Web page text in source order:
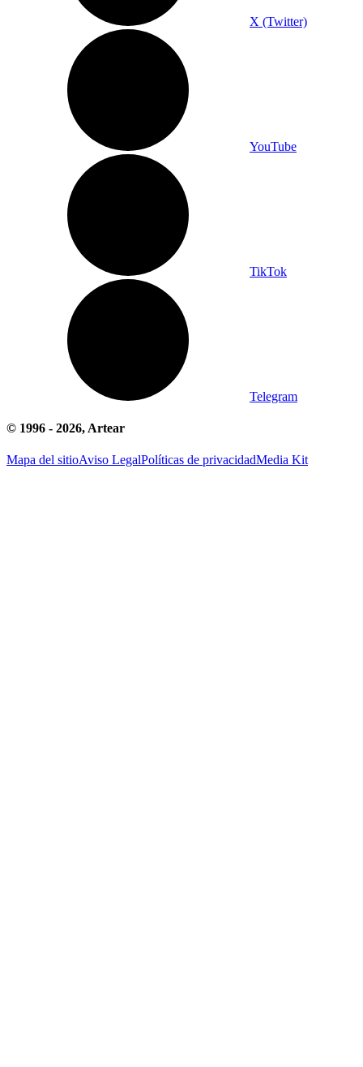
X (Twitter)
YouTube
TikTok
Telegram
© 1996 - 2026, Artear
Mapa del sitioAviso LegalPolíticas de privacidadMedia Kit